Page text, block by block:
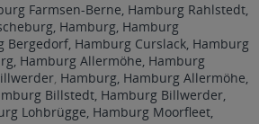
Farmsen-Berne, Hamburg Rahlstedt,
Hamburg, Hamburg
Bergedorf, Hamburg Curslack, Hamburg
Hamburg Allermöhe, Hamburg
, Hamburg, Hamburg Allermöhe,
Billstedt, Hamburg Billwerder,
Lohbrügge, Hamburg Moorfleet,